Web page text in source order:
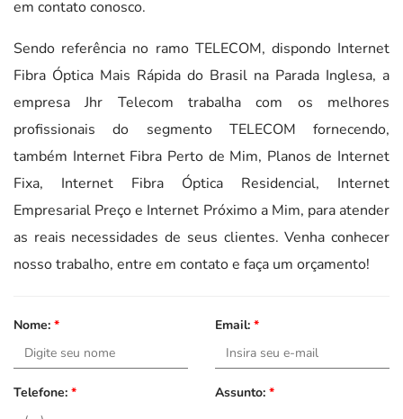
em contato conosco.
Sendo referência no ramo TELECOM, dispondo Internet
Fibra Óptica Mais Rápida do Brasil na Parada Inglesa, a
empresa Jhr Telecom trabalha com os melhores
profissionais do segmento TELECOM fornecendo,
também Internet Fibra Perto de Mim, Planos de Internet
Fixa, Internet Fibra Óptica Residencial, Internet
Empresarial Preço e Internet Próximo a Mim, para atender
as reais necessidades de seus clientes. Venha conhecer
nosso trabalho, entre em contato e faça um orçamento!
Nome: * Email: *
Telefone: * Assunto: *